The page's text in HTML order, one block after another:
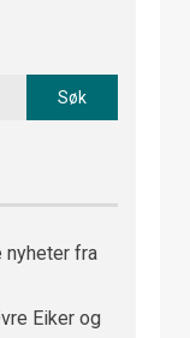
nyheter fra
Eiker og